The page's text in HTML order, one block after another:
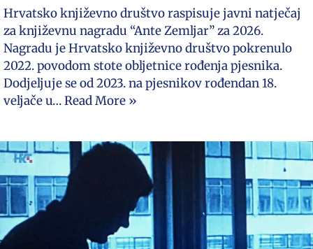
Hrvatsko književno društvo raspisuje javni natječaj
za književnu nagradu “Ante Zemljar” za 2026.
Nagradu je Hrvatsko književno društvo pokrenulo
2022. povodom stote obljetnice rođenja pjesnika.
Dodjeljuje se od 2023. na pjesnikov rođendan 18.
veljače u…Read More »